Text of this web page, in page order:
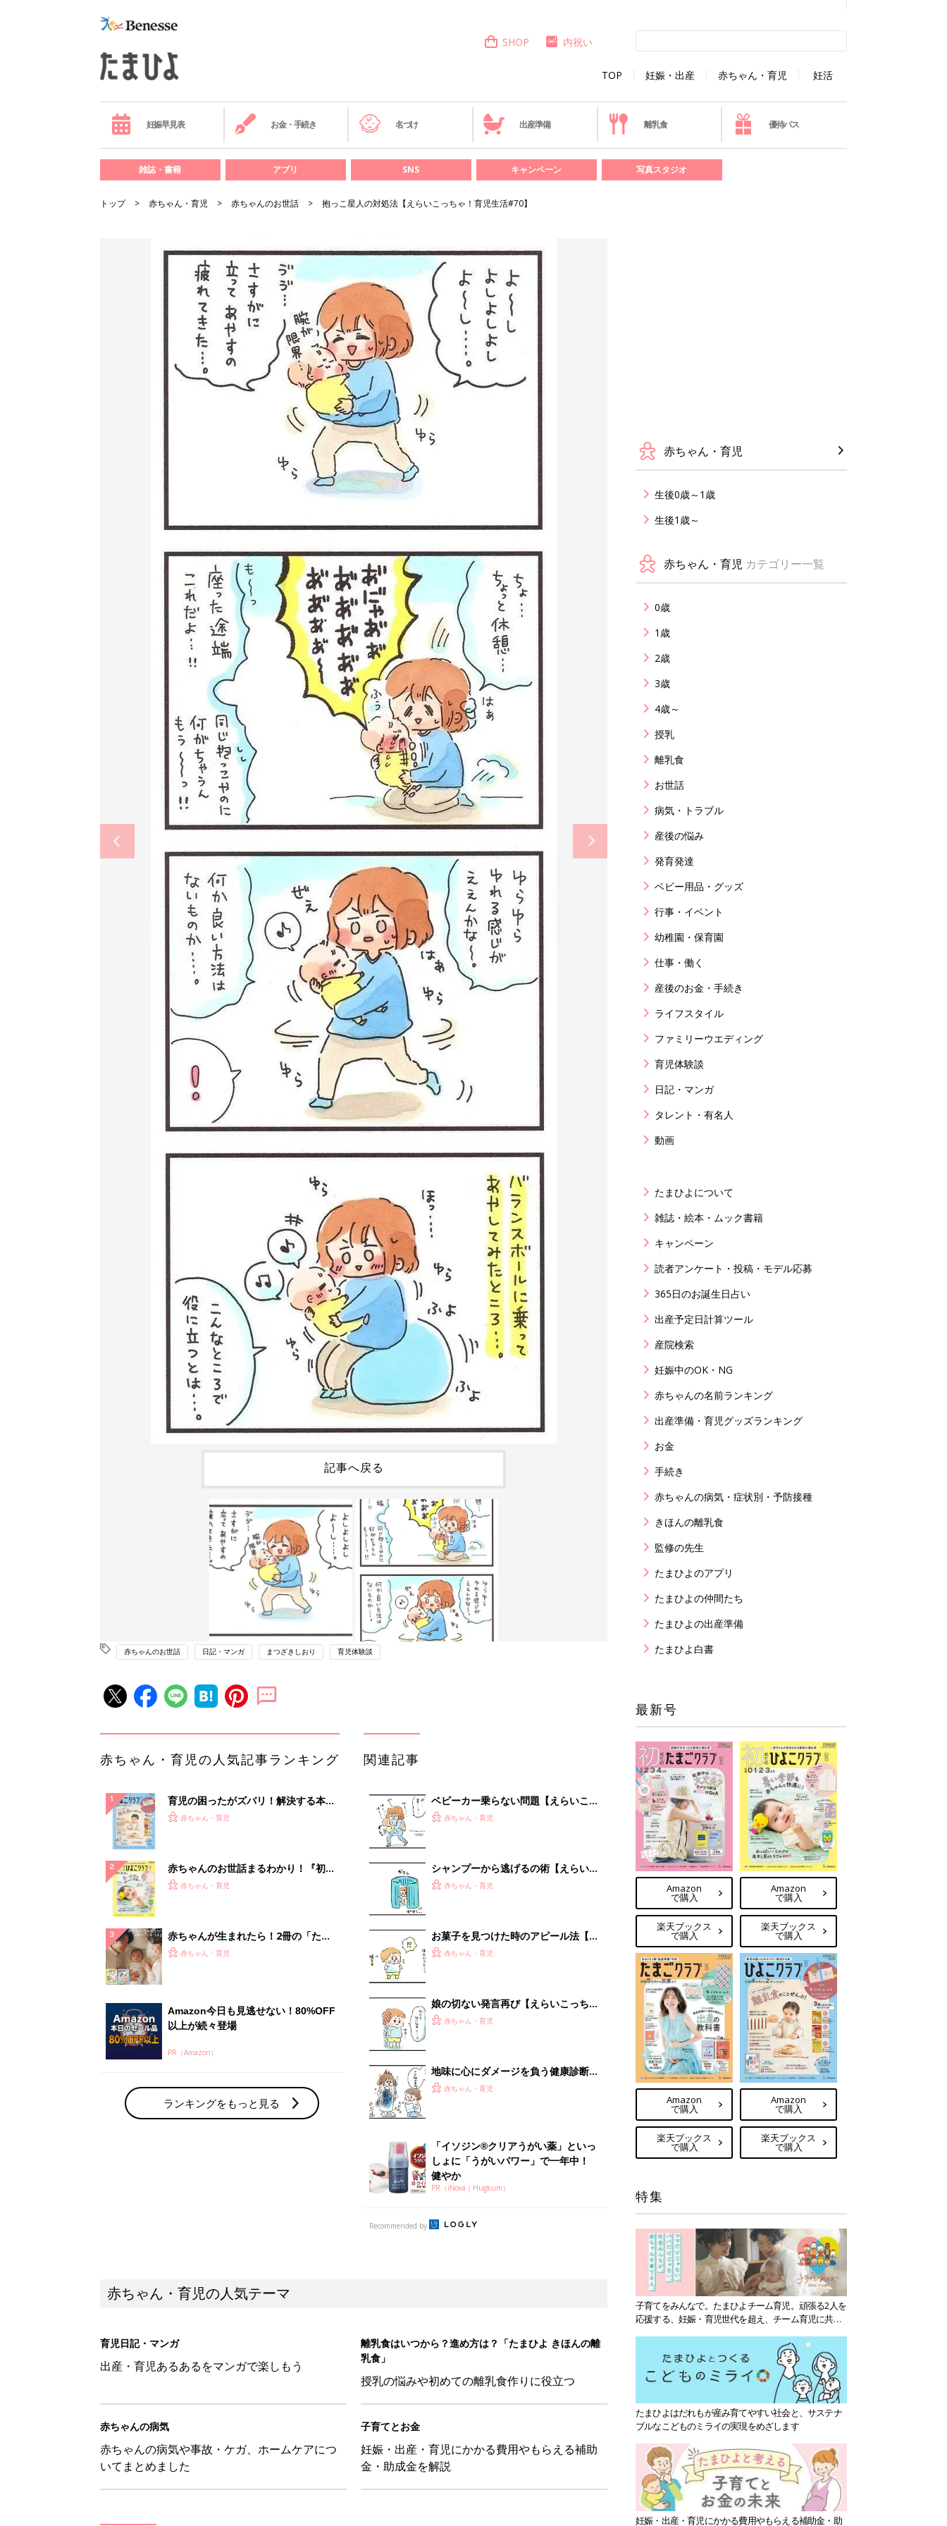
TOP 妊娠・出産 赤ちゃん・育児 妊活
SHOP 内祝い
妊娠早見表 お金・手続き 名づけ 出産準備 離乳食 優待パス
雑誌・書籍 アプリ SNS キャンペーン 写真スタジオ
トップ 赤ちゃん・育児 赤ちゃんのお世話 抱っこ星人の対処法【えらいこっちゃ！育児生活#70】
記事へ戻る
赤ちゃんのお世話 日記・マンガ まつざきしおり 育児体験談
赤ちゃん・育児の人気記事ランキング
育児の困ったがズバリ！解決する本
『ひよこクラブ 秋号』 4カ月～2才
赤ちゃん・育児
赤ちゃんのお世話まるわかり！『初め
てのひよこクラブ 夏号』〈巻頭大特
赤ちゃん・育児
赤ちゃんが生まれたら！2冊の「たま
ひよ」
赤ちゃん・育児
Amazon今日も見逃せない！80%OFF
以上が続々登場
PR（Amazon）
ランキングをもっと見る
関連記事
ベビーカー乗らない問題【えらいこっ
ちゃ！育児生活#117】
赤ちゃん・育児
シャンプーから逃げるの術【えらいこ
っちゃ！育児生活#113】
赤ちゃん・育児
お菓子を見つけた時のアピール法【え
らいこっちゃ！育児生活#112】
赤ちゃん・育児
娘の切ない発言再び【えらいこっち
ゃ！育児生活#111】
赤ちゃん・育児
地味に心にダメージを負う健康診断
【えらいこっちゃ！育児生活#110】
赤ちゃん・育児
「イソジン®クリアうがい薬」といっ
しょに「うがいパワー」で一年中！
健やか
PR（iNova｜Hugkum）
Recommended by
赤ちゃん・育児の人気テーマ
育児日記・マンガ
出産・育児あるあるをマンガで楽しもう
離乳食はいつから？進め方は？「たまひよ きほんの離
乳食」
授乳の悩みや初めての離乳食作りに役立つ
赤ちゃんの病気
赤ちゃんの病気や事故・ケガ、ホームケアにつ
いてまとめました
子育てとお金
妊娠・出産・育児にかかる費用やもらえる補助
金・助成金を解説
赤ちゃん・育児
生後0歳～1歳
生後1歳～
赤ちゃん・育児 カテゴリー一覧
0歳
1歳
2歳
3歳
4歳～
授乳
離乳食
お世話
病気・トラブル
産後の悩み
発育発達
ベビー用品・グッズ
行事・イベント
幼稚園・保育園
仕事・働く
産後のお金・手続き
ライフスタイル
ファミリーウエディング
育児体験談
日記・マンガ
タレント・有名人
動画
たまひよについて
雑誌・絵本・ムック書籍
キャンペーン
読者アンケート・投稿・モデル応募
365日のお誕生日占い
出産予定日計算ツール
産院検索
妊娠中のOK・NG
赤ちゃんの名前ランキング
出産準備・育児グッズランキング
お金
手続き
赤ちゃんの病気・症状別・予防接種
きほんの離乳食
監修の先生
たまひよのアプリ
たまひよの仲間たち
たまひよの出産準備
たまひよ白書
最新号
Amazon
で購入
楽天ブックス
で購入
Amazon
で購入
楽天ブックス
で購入
Amazon
で購入
楽天ブックス
で購入
Amazon
で購入
楽天ブックス
で購入
特集
子育てをみんなで。たまひよチーム育児。頑張る2人を
応援する、妊娠・育児世代を超え、チーム育児に共感
たまひよはだれもが産み育てやすい社会と、サステナ
ブルなこどものミライの実現をめざします
妊娠・出産・育児にかかる費用やもらえる補助金・助